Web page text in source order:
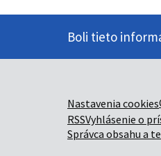
Boli tieto
Nastavenia cookies
RSSVyhlásenie o
Správca obsahu a